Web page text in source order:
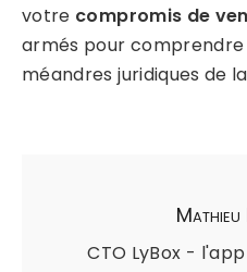
votre compromis de
armés pour
méandres juridiques de
Mathieu
CTO LyBox -